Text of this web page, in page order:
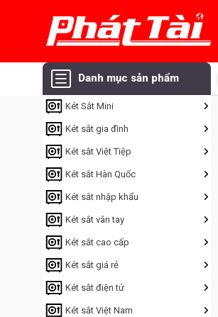
Danh mục sản phẩm
Két Sắt Mini
Két sắt gia đình
Két sắt Việt Tiệp
Két sắt Hàn Quốc
Két sắt nhập khẩu
Két sắt vân tay
Két sắt cao cấp
Két sắt giá rẻ
Két sắt điện tử
Két sắt Việt Nam